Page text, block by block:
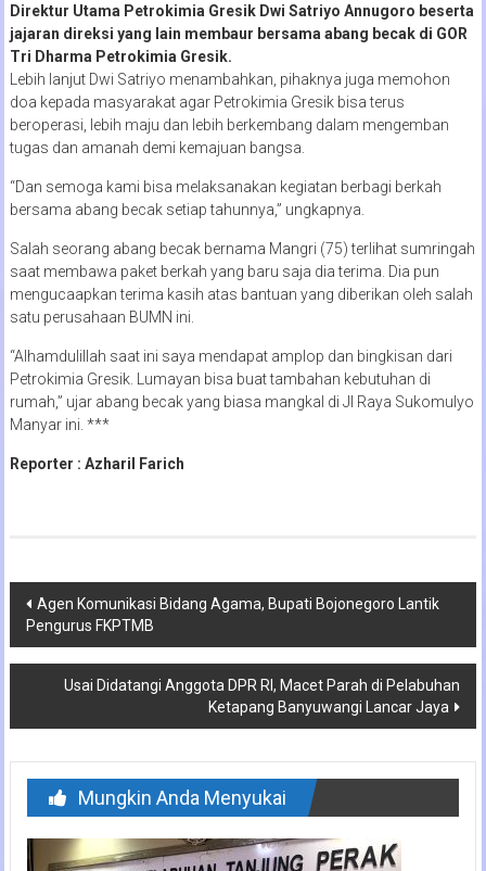
Direktur Utama Petrokimia Gresik Dwi Satriyo Annugoro beserta
jajaran direksi yang lain membaur bersama abang becak di GOR
Tri Dharma Petrokimia Gresik.
Lebih lanjut Dwi Satriyo menambahkan, pihaknya juga memohon
doa kepada masyarakat agar Petrokimia Gresik bisa terus
beroperasi, lebih maju dan lebih berkembang dalam mengemban
tugas dan amanah demi kemajuan bangsa.
“Dan semoga kami bisa melaksanakan kegiatan berbagi berkah
bersama abang becak setiap tahunnya,” ungkapnya.
Salah seorang abang becak bernama Mangri (75) terlihat sumringah
saat membawa paket berkah yang baru saja dia terima. Dia pun
mengucaapkan terima kasih atas bantuan yang diberikan oleh salah
satu perusahaan BUMN ini.
“Alhamdulillah saat ini saya mendapat amplop dan bingkisan dari
Petrokimia Gresik. Lumayan bisa buat tambahan kebutuhan di
rumah,” ujar abang becak yang biasa mangkal di Jl Raya Sukomulyo
Manyar ini. ***
Reporter : Azharil Farich
Navigasi
pos
Agen Komunikasi Bidang Agama, Bupati Bojonegoro Lantik
Pengurus FKPTMB
Usai Didatangi Anggota DPR RI, Macet Parah di Pelabuhan
Ketapang Banyuwangi Lancar Jaya
Mungkin Anda Menyukai